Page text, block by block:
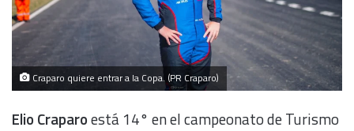
Craparo quiere entrar a la Copa. (PR Craparo)
Elio Craparoestá 14° en el campeonato de Turismo